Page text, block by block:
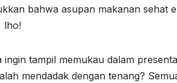
bahwa asupan makanan sehat
lho!
ingin tampil memukau dalam
mendadak dengan tenang?